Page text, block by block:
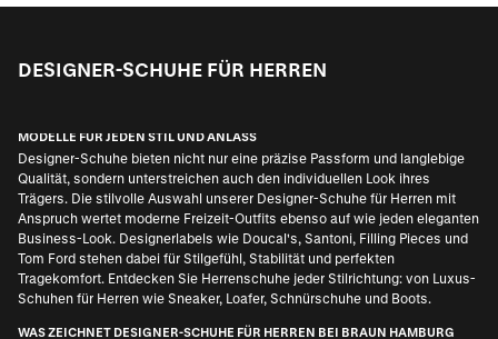
DESIGNER-SCHUHE FÜR HERREN
MODELLE FÜR JEDEN STIL UND ANLASS
Designer-Schuhe bieten nicht nur eine präzise Passform und langlebige
Qualität, sondern unterstreichen auch den individuellen Look ihres
Trägers. Die stilvolle Auswahl unserer Designer-Schuhe für Herren mit
Anspruch wertet moderne Freizeit-Outfits ebenso auf wie jeden eleganten
Business-Look. Designerlabels wie Doucal's, Santoni, Filling Pieces und
Tom Ford stehen dabei für Stilgefühl, Stabilität und perfekten
Tragekomfort. Entdecken Sie Herrenschuhe jeder Stilrichtung: von Luxus-
Schuhen für Herren wie Sneaker, Loafer, Schnürschuhe und Boots.
WAS ZEICHNET DESIGNER-SCHUHE FÜR HERREN BEI BRAUN HAMBURG